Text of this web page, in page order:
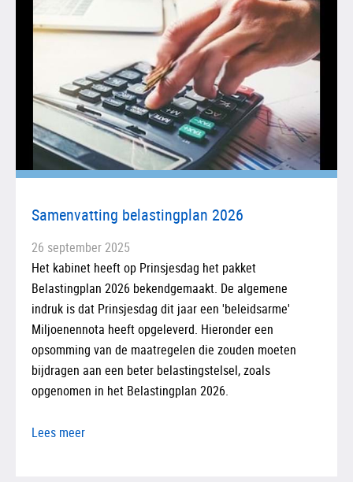
Samenvatting belastingplan 2026
26 september 2025
Het kabinet heeft op Prinsjesdag het pakket
Belastingplan 2026 bekendgemaakt. De algemene
indruk is dat Prinsjesdag dit jaar een 'beleidsarme'
Miljoenennota heeft opgeleverd. Hieronder een
opsomming van de maatregelen die zouden moeten
bijdragen aan een beter belastingstelsel, zoals
opgenomen in het Belastingplan 2026.
Lees meer